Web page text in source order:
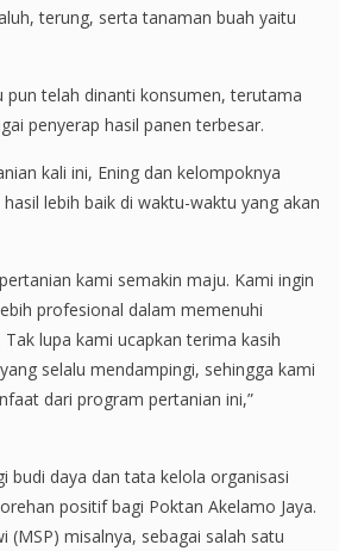
terung, serta tanaman buah yaitu
pun telah dinanti konsumen, terutama
penyerap hasil panen terbesar.
kali ini, Ening dan kelompoknya
lebih baik di waktu-waktu yang akan
kami semakin maju. Kami ingin
profesional dalam memenuhi
lupa kami ucapkan terima kasih
selalu mendampingi, sehingga kami
dari program pertanian ini,”
budi daya dan tata kelola organisasi
positif bagi Poktan Akelamo Jaya.
(MSP) misalnya, sebagai salah satu